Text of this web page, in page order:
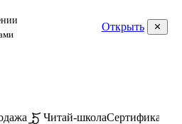
Открыть
Читай-школаСертификаты